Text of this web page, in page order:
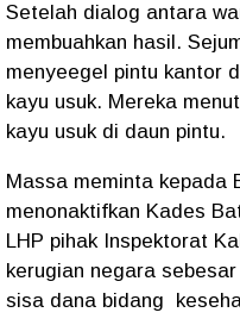
Setelah dialog antara
membuahkan hasil.
menyeegel pintu kantor
kayu usuk. Mereka
kayu usuk di daun pintu.
Massa meminta kepada
menonaktifkan Kades
LHP pihak Inspektorat
kerugian negara
sisa dana bidang